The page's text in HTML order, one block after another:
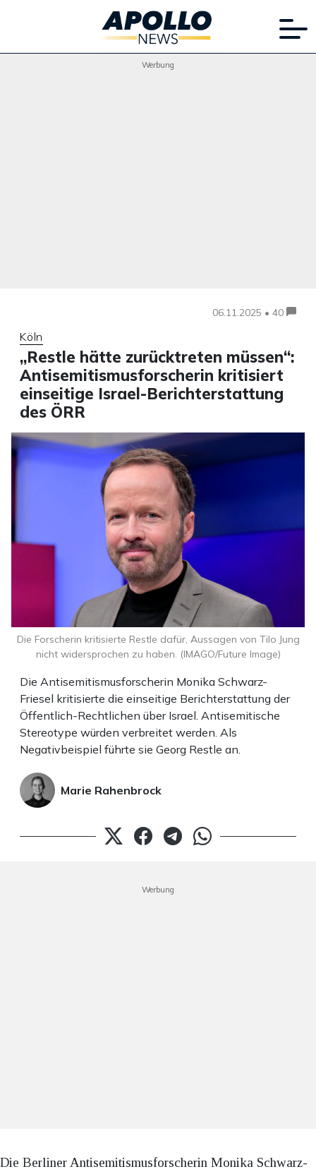
Werbung
06.11.2025 • 40
Köln
„Restle hätte zurücktreten müssen“:
Antisemitismusforscherin kritisiert
einseitige Israel-Berichterstattung
des ÖRR
Die Antisemitismusforscherin Monika Schwarz-
Friesel kritisierte die einseitige Berichterstattung der
Öffentlich-Rechtlichen über Israel. Antisemitische
Stereotype würden verbreitet werden. Als
Negativbeispiel führte sie Georg Restle an.
Marie Rahenbrock
Die Forscherin kritisierte Restle dafür, Aussagen von Tilo Jung
nicht widersprochen zu haben. (IMAGO/Future Image)
Werbung
Die Berliner Antisemitismusforscherin Monika Schwarz-